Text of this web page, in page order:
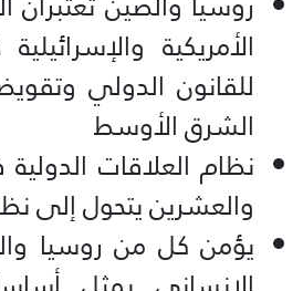
الأمريكية
للقانون الدولي
الشرق الأوسط
نظام العلاقات
والعشرين يتحول إلى
يؤمن كل من روسيا